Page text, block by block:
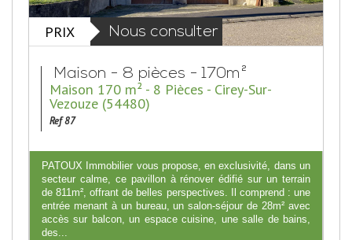
PRIX Nous consulter
Maison - 8 pièces - 170m²
Maison 170 m² - 8 Pièces - Cirey-Sur-
Vezouze (54480)
Ref 87
PATOUX Immobilier vous propose, en exclusivité, dans un
secteur calme, ce pavillon à rénover édifié sur un terrain
de 811m², offrant de belles perspectives. Il comprend : une
entrée menant à un bureau, un salon-séjour de 28m² avec
accès sur balcon, un espace cuisine, une salle de bains,
des...